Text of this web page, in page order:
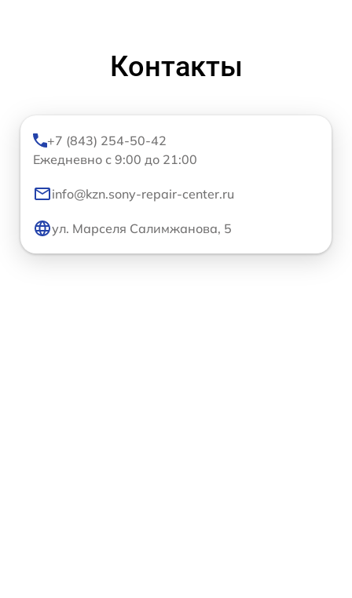
Контакты
+7 (843) 254-50-42
Ежедневно с 9:00 до 21:00
info@kzn.sony-repair-center.ru
ул. Марселя Салимжанова, 5